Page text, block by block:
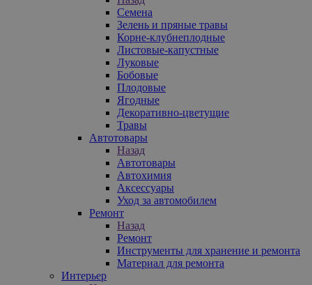
Семена
Зелень и пряные травы
Корне-клубнеплодные
Листовые-капустные
Луковые
Бобовые
Плодовые
Ягодные
Декоративно-цветущие
Травы
Автотовары
Назад
Автотовары
Автохимия
Аксессуары
Уход за автомобилем
Ремонт
Назад
Ремонт
Инструменты для хранение и ремонта
Материал для ремонта
Интерьер